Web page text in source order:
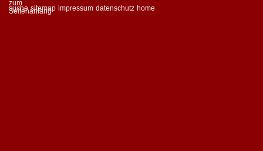
suche sitemap impressum datenschutz home